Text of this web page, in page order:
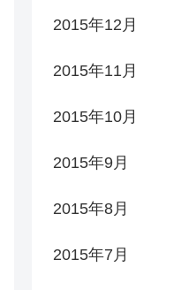
2015年12月
2015年11月
2015年10月
2015年9月
2015年8月
2015年7月